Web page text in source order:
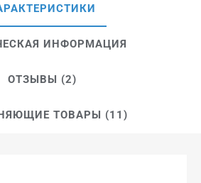
ИНФОРМАЦИЯ
ОТЗЫВЫ (2)
ТОВАРЫ (11)